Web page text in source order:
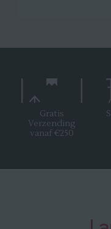
Gratis
Verzending
vanaf €250